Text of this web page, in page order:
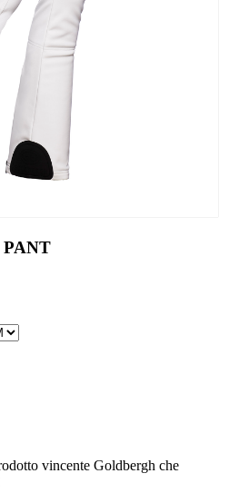
vincente Goldbergh che